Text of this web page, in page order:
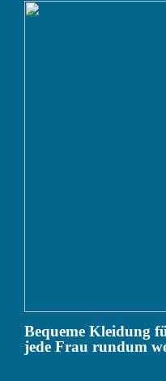
Bequeme Kleidung
jede Frau rundum